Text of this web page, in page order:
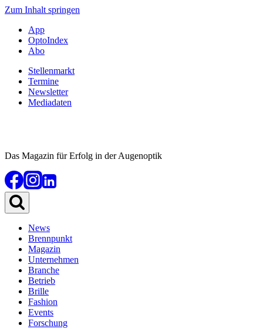
Zum Inhalt springen
App
OptoIndex
Abo
Stellenmarkt
Termine
Newsletter
Mediadaten
Das Magazin für Erfolg in der Augenoptik
News
Brennpunkt
Magazin
Unternehmen
Branche
Betrieb
Brille
Fashion
Events
Forschung